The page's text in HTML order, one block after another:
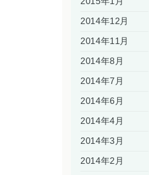
2014年12月
2014年11月
2014年8月
2014年7月
2014年6月
2014年4月
2014年3月
2014年2月